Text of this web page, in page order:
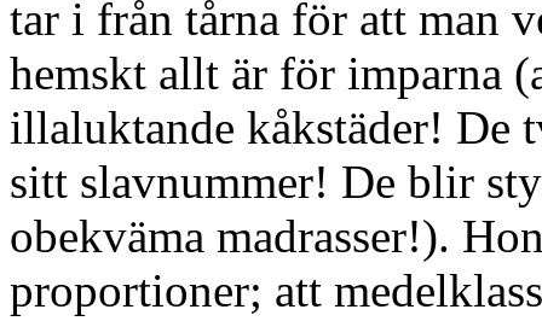
tar i från tårna för att man
hemskt allt är för imparna
illaluktande kåkstäder! De
sitt slavnummer! De blir
obekväma madrasser!).
proportioner; att